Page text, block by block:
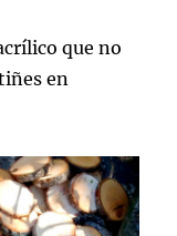
que no
en